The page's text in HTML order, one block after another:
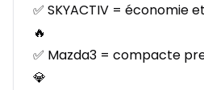
✅ SKYACTIV = économie
🔥
✅ Mazda3 = compacte
💎